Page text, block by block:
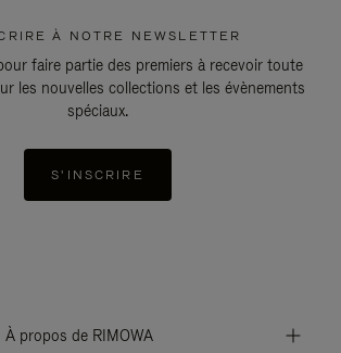
À NOTRE NEWSLETTER
faire partie des premiers à recevoir toute
les nouvelles collections et les évènements
spéciaux.
S'INSCRIRE
À propos de RIMOWA